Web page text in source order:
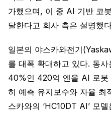
가했으며, 이 중 AI 기반 코
달한다고 회사 측은 설명했
일본의 야스카와전기
를 대폭 확대하고 있다. 동
40%인 420억 엔을 AI 로봇
히 예측 유지보수와 자율 최
스카와의 ‘HC10DT AI’ 모